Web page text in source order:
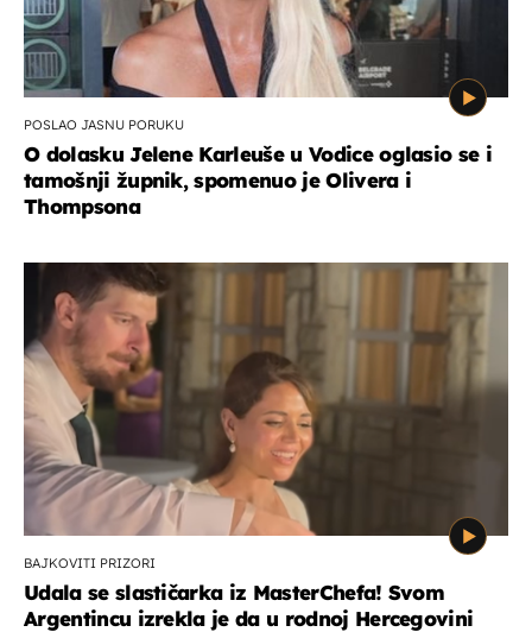
POSLAO JASNU PORUKU
O dolasku Jelene Karleuše u Vodice oglasio se i
tamošnji župnik, spomenuo je Olivera i
Thompsona
BAJKOVITI PRIZORI
Udala se slastičarka iz MasterChefa! Svom
Argentincu izrekla je da u rodnoj Hercegovini